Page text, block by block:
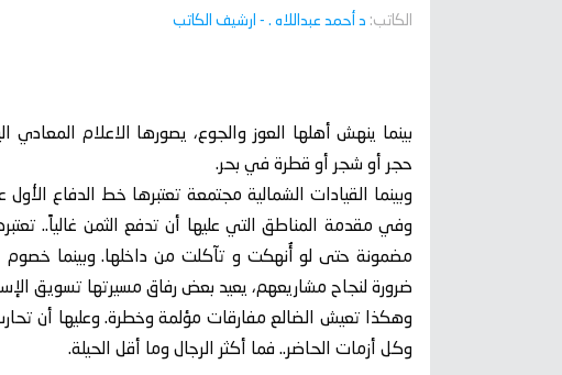
الكاتب: د أحمد عبداللاه . - ارشيف الكاتب
بينما ينهش أهلها العوز والجوع، يصورها الاعلام
حجر أو شجر أو قطرة في بحر.
وبينما القيادات الشمالية مجتمعة تعتبرها خط الدفاع
وفي مقدمة المناطق التي عليها أن تدفع الثمن غالياً..
مضمونة حتى لو أُنهكت و تآكلت من داخلها. وبينما خصوم
ضرورة لنجاح مشاريعهم، يعيد بعض رفاق مسيرتها تسويق
وهكذا تعيش الضالع مفارقات مؤلمة وخطرة. وعليها أن
وكل أزمات الحاضر.. فما أكثر الرجال وما أقل الحيلة.